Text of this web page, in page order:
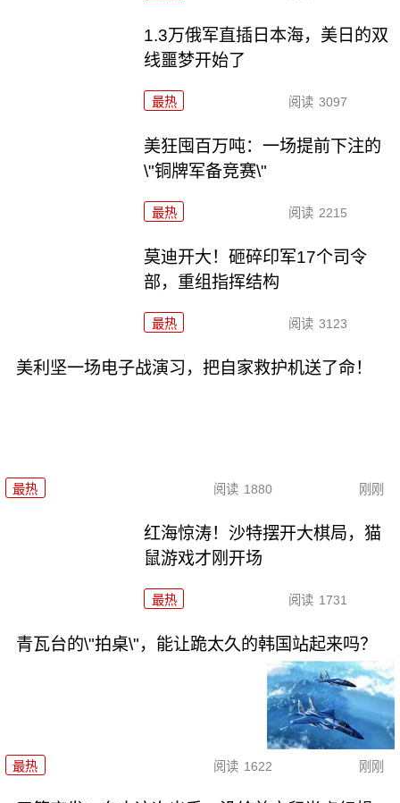
1.3万俄军直插日本海，美日的双
线噩梦开始了
最热 阅读 3097
美狂囤百万吨：一场提前下注的
\"铜牌军备竞赛\"
最热 阅读 2215
莫迪开大！砸碎印军17个司令
部，重组指挥结构
最热 阅读 3123
美利坚一场电子战演习，把自家救护机送了命！
最热 阅读 1880 刚刚
红海惊涛！沙特摆开大棋局，猫
鼠游戏才刚开场
最热 阅读 1731
青瓦台的\"拍桌\"，能让跪太久的韩国站起来吗？
最热 阅读 1622 刚刚